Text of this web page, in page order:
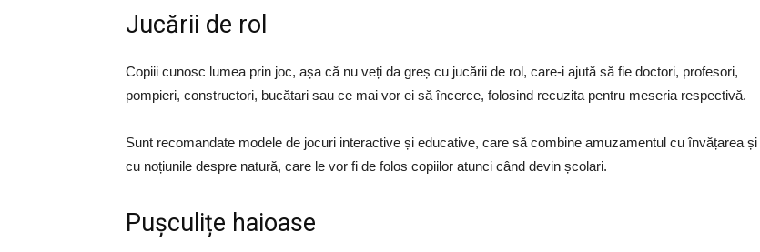
Jucării de rol
Copiii cunosc lumea prin joc, așa că nu veți da greș cu jucării de rol, care-i ajută să fie doctori, profesori,
pompieri, constructori, bucătari sau ce mai vor ei să încerce, folosind recuzita pentru meseria respectivă.
Sunt recomandate modele de jocuri interactive și educative, care să combine amuzamentul cu învățarea și
cu noțiunile despre natură, care le vor fi de folos copiilor atunci când devin școlari.
Pușculițe haioase